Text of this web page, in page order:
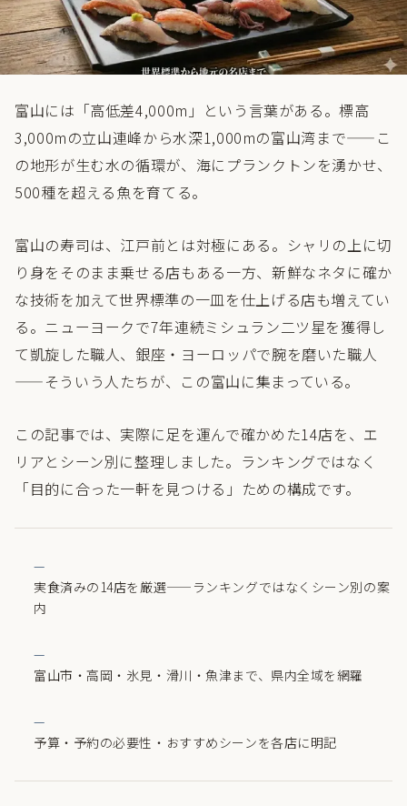
富山には「高低差4,000m」という言葉がある。標高
3,000mの立山連峰から水深1,000mの富山湾まで——こ
の地形が生む水の循環が、海にプランクトンを湧かせ、
500種を超える魚を育てる。
富山の寿司は、江戸前とは対極にある。シャリの上に切
り身をそのまま乗せる店もある一方、新鮮なネタに確か
な技術を加えて世界標準の一皿を仕上げる店も増えてい
る。ニューヨークで7年連続ミシュラン二ツ星を獲得し
て凱旋した職人、銀座・ヨーロッパで腕を磨いた職人
——そういう人たちが、この富山に集まっている。
この記事では、実際に足を運んで確かめた14店を、エ
リアとシーン別に整理しました。ランキングではなく
「目的に合った一軒を見つける」ための構成です。
実食済みの14店を厳選——ランキングではなくシーン別の案
内
富山市・高岡・氷見・滑川・魚津まで、県内全域を網羅
予算・予約の必要性・おすすめシーンを各店に明記